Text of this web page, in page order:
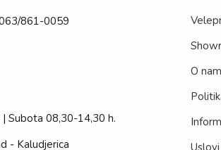
861-0059
Subota 08,30-14,30 h.
- Kaludjerica
O